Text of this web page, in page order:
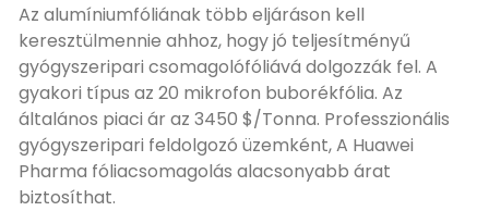
Az alumíniumfóliának több eljáráson kell
keresztülmennie ahhoz, hogy jó teljesítményű
gyógyszeripari csomagolófóliává dolgozzák fel. A
gyakori típus az 20 mikrofon buborékfólia. Az
általános piaci ár az 3450 $/Tonna. Professzionális
gyógyszeripari feldolgozó üzemként, A Huawei
Pharma fóliacsomagolás alacsonyabb árat
biztosíthat.